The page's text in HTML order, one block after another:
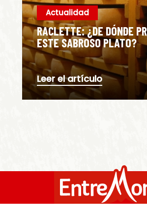
Actualidad
RACLETTE: ¿DE DÓNDE
ESTE SABROSO PLATO?
Leer el artículo